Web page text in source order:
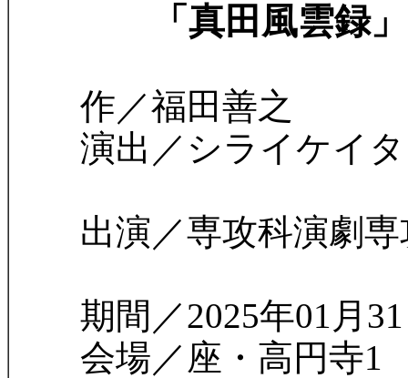
「真田風雲録」
作／福田善之
演出／シライケイタ
出演／専攻科演劇専
期間／2025年01月31
会場／座・高円寺1